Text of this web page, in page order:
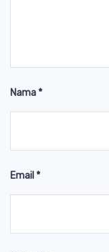
Nama*
Email *